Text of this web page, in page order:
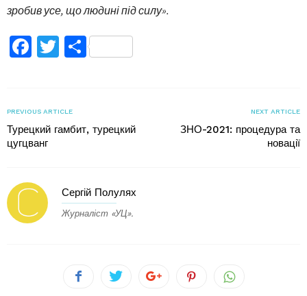
зробив усе, що людині під силу».
Facebook
TwitterПоділитися
PREVIOUS ARTICLE
Турецкий гамбит, турецкий
цугцванг
NEXT ARTICLE
ЗНО-2021: процедура та
новації
Сергій Полулях
Журналіст «УЦ».